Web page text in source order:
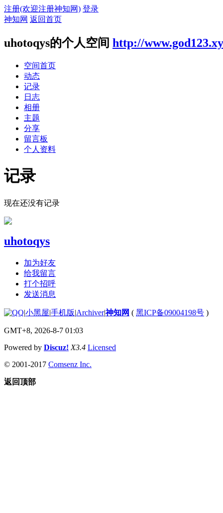
注册(欢迎注册神知网) 登录
神知网 返回首页
uhotoqys的个人空间 http://
空间首页
动态
记录
日志
相册
主题
分享
留言板
个人资料
记录
现在还没有记录
uhotoqys
加为好友
给我留言
打个招呼
发送消息
|小黑屋|手机版|Archiver|神知网 ( 黑ICP备09004198号 )
GMT+8, 2026-8-7 01:03
Powered by Discuz! X3.4 Licensed
© 2001-2017 Comsenz Inc.
返回顶部